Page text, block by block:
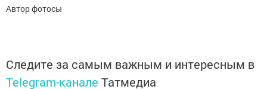
Автор фотосы
Следите за самым важным и интересным в
Telegram-канале Татмедиа